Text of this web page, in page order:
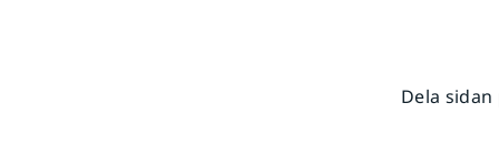
Dela sidan